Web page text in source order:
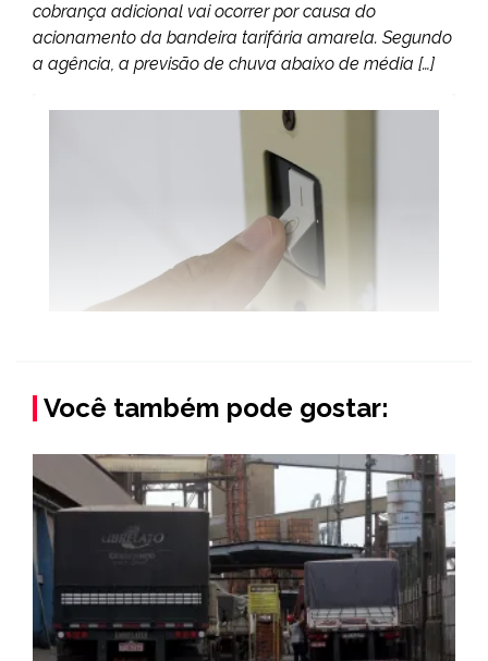
cobrança adicional vai ocorrer por causa do
acionamento da bandeira tarifária amarela. Segundo
a agência, a previsão de chuva abaixo de média […]
Você também pode gostar: